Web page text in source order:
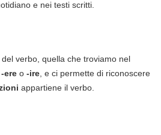
e nei testi scritti.
verbo, quella che troviamo nel
ere o -ire , e ci permette di riconoscere
appartiene il verbo.